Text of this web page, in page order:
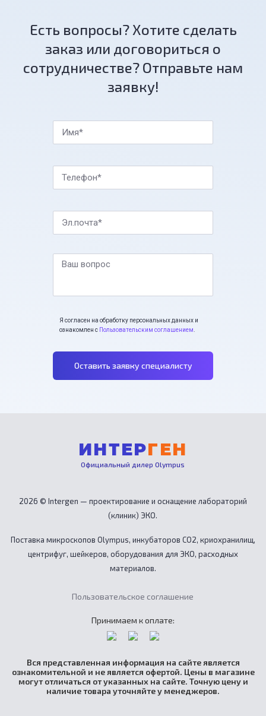
Есть вопросы? Хотите сделать
заказ или договориться о
сотрудничестве? Отправьте нам
заявку!
Имя*
Телефон*
Эл.почта*
Ваш вопрос
Я согласен на обработку персональных данных и
ознакомлен с Пользовательским соглашением
Оставить заявку специалисту
ИНТЕРГЕН
Официальный дилер Olympus
2026 © Intergen — проектирование и оснащение лабораторий
(клиник) ЭКО.
Поставка микроскопов Olympus, инкубаторов CO2, криохранилищ,
центрифуг, шейкеров, оборудования для ЭКО, расходных
материалов.
Пользовательское соглашение
Принимаем к оплате:
Вся представленная информация на сайте является
ознакомительной и не является офертой. Цены в магазине
могут отличаться от указанных на сайте. Точную цену и
наличие товара уточняйте у менеджеров.